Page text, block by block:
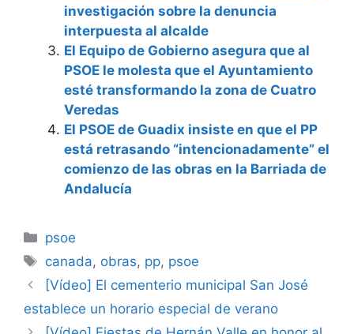
investigación sobre la denuncia
interpuesta al alcalde
El Equipo de Gobierno asegura que al
PSOE le molesta que el Ayuntamiento
esté transformando la zona de Cuatro
Veredas
El PSOE de Guadix insiste en que el PP
está retrasando “intencionadamente” el
comienzo de las obras en la Barriada de
Andalucía
Categorías
psoe
Etiquetas
canada, obras, pp, psoe
[Vídeo] El cementerio municipal San José
establece un horario especial de verano